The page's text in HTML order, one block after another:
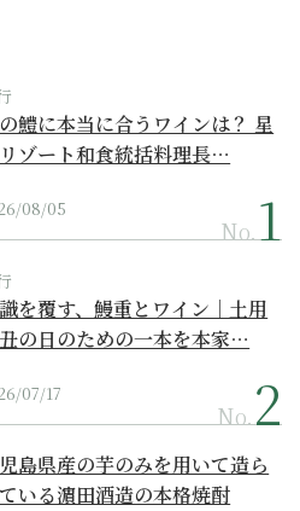
鱧に本当に合うワインは？ 星
ゾート和食統括料理長…
08/05
No.
を覆す、鰻重とワイン｜土用
の日のための一本を本家…
07/17
No.
島県産の芋のみを用いて造ら
いる濵田酒造の本格焼酎